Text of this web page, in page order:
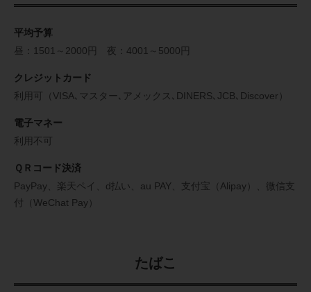
平均予算
昼：1501～2000円 夜：4001～5000円
クレジットカード
利用可（VISA､マスター､アメックス､DINERS､JCB､Discover）
電子マネー
利用不可
ＱＲコード決済
PayPay、楽天ペイ、d払い、au PAY、支付宝（Alipay）、微信支
付（WeChat Pay）
たばこ